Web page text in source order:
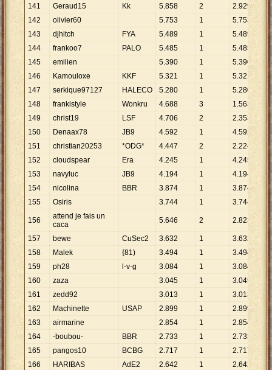
141
Geraud15 Kk 5.858 2 2.929
142
olivier60 5.753 1 5.753
143
djhitch FYA 5.489 1 5.489
144
frankoo7 PALO 5.485 1 5.485
145
emilien 5.390 1 5.390
146
Kamouloxe KKF 5.321 1 5.321
147
serkique97127 HALECO 5.280 1 5.280
148
frankistyle Wonkru 4.688 3 1.563
149
christ19 LSF 4.706 2 2.353
150
Denaax78 JB9 4.592 1 4.592
151
christian20253 *ODG* 4.447 2 2.224
152
cloudspear Era 4.245 1 4.245
153
navyluc JB9 4.194 1 4.194
154
nicolina BBR 3.874 1 3.874
155
Osiris 3.744 1 3.744
156
attend je fais un
caca
5.646 2 2.823
157 bewe CuSec2 3.632 1 3.632
158
Malek {81) 3.494 1 3.494
159
ph28 l-v-g 3.084 1 3.084
160
zaza 3.045 1 3.045
161
zedd92 3.013 1 3.013
162
Machinette USAP 2.899 1 2.899
163
airmarine 2.854 1 2.854
164
-boubou- BBR 2.733 1 2.733
165
pangos10 BCBG 2.717 1 2.717
166
HARIBAS AdE2 2.642 1 2.642